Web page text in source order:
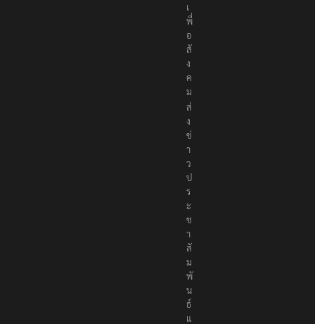
ง
เ
พื่
อ
สั
ง
ค
ม
ส่
ง
ข่
า
ว
ป
ร
ะ
ช
า
สั
ม
พั
น
ธ์